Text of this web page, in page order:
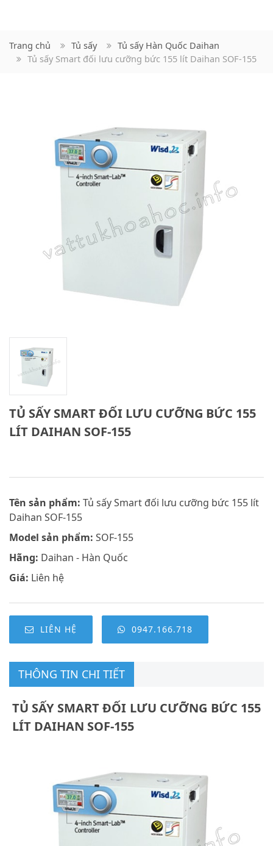
Trang chủ Tủ sấy
Tủ sấy Hàn Quốc Daihan
Tủ sấy Smart đối lưu cưỡng bức 155 lít Daihan SOF-155
TỦ SẤY SMART ĐỐI LƯU CƯỠNG BỨC 155
LÍT DAIHAN SOF-155
Tên sản phẩm: Tủ sấy Smart đối lưu cưỡng bức 155 lít
Daihan SOF-155
Model sản phẩm: SOF-155
Hãng: Daihan - Hàn Quốc
Giá: Liên hệ
LIÊN HỆ 0947.166.718
THÔNG TIN CHI TIẾT
TỦ SẤY SMART ĐỐI LƯU CƯỠNG BỨC 155
LÍT DAIHAN SOF-155